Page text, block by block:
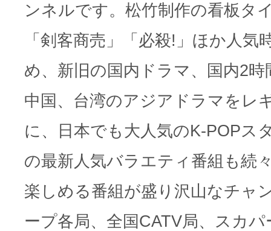
ンネルです。松竹制作の看板タ
「剣客商売」「必殺!」ほか人
め、新旧の国内ドラマ、国内2
中国、台湾のアジアドラマをレ
に、日本でも大人気のK-POPス
の最新人気バラエティ番組も続
楽しめる番組が盛り沢山なチャ
ープ各局、全国CATV局、スカ